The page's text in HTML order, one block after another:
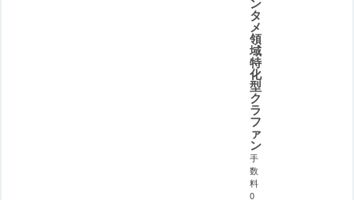
タ
メ
領
域
特
化
型
ク
ラ
フ
ァ
ン
手
数
料
0